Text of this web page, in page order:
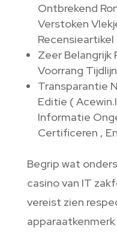
Ontbrekend
Verstoken
Zeer Belangrijk
Voorrang
Transparantie
Editie (
Informatie
Certificeren ,
Begrip wat
casino van IT
vereist zien